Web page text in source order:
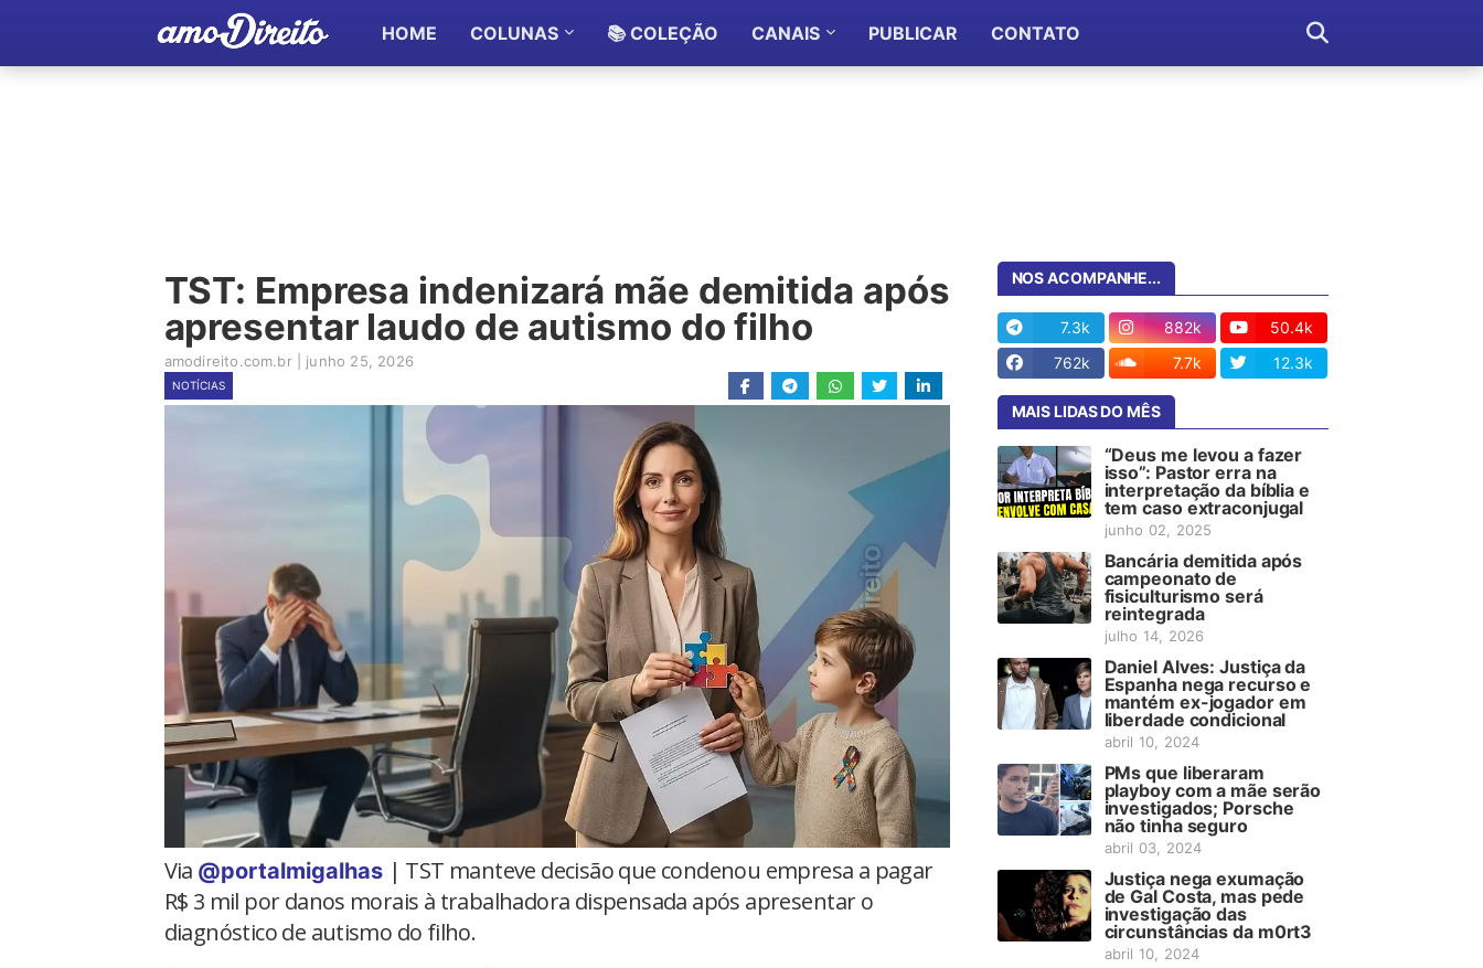
HOME COLUNAS 📚 COLEÇÃO CANAIS PUBLICAR CONTATO
TST: Empresa indenizará mãe demitida após
apresentar laudo de autismo do filho
amodireito.com.br junho 25, 2026
NOTÍCIAS
Via @portalmigalhas | TST manteve decisão que condenou empresa a pagar
R$ 3 mil por danos morais à trabalhadora dispensada após apresentar o
diagnóstico de autismo do filho.
NOS ACOMPANHE...
7.3k 882k
50.4k
762k
7.7k 12.3k
MAIS LIDAS DO MÊS
“Deus me levou a fazer
isso”: Pastor erra na
interpretação da bíblia e
tem caso extraconjugal
junho 02, 2025
Bancária demitida após
campeonato de
fisiculturismo será
reintegrada
julho 14, 2026
Daniel Alves: Justiça da
Espanha nega recurso e
mantém ex-jogador em
liberdade condicional
abril 10, 2024
PMs que liberaram
playboy com a mãe serão
investigados; Porsche
não tinha seguro
abril 03, 2024
Justiça nega exumação
de Gal Costa, mas pede
investigação das
circunstâncias da m0rt3
abril 10, 2024